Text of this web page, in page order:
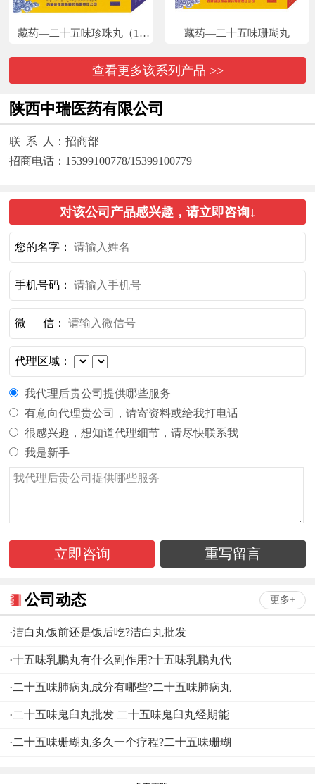
藏药—二十五味珍珠丸（10
丸）
藏药—二十五味珊瑚丸
查看更多该系列产品 >>
陕西中瑞医药有限公司
联 系 人：招商部
招商电话：15399100778/15399100779
对该公司产品感兴趣，请立即咨询↓
您的名字：
手机号码：
微 信：
代理区域：
我代理后贵公司提供哪些服务
有意向代理贵公司，请寄资料或给我打电话
很感兴趣，想知道代理细节，请尽快联系我
我是新手
立即咨询 重写留言
更多+
公司动态
·洁白丸饭前还是饭后吃?洁白丸批发
·十五味乳鹏丸有什么副作用?十五味乳鹏丸代
·二十五味肺病丸成分有哪些?二十五味肺病丸
·二十五味鬼臼丸批发 二十五味鬼臼丸经期能
·二十五味珊瑚丸多久一个疗程?二十五味珊瑚